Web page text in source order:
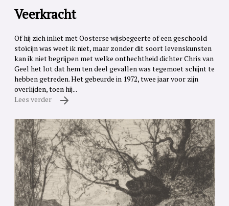
Veerkracht
Of hij zich inliet met Oosterse wijsbegeerte of een geschoold
stoïcijn was weet ik niet, maar zonder dit soort levenskunsten
kan ik niet begrijpen met welke onthechtheid dichter Chris van
Geel het lot dat hem ten deel gevallen was tegemoet schijnt te
hebben getreden. Het gebeurde in 1972, twee jaar voor zijn
overlijden, toen hij...
Lees verder